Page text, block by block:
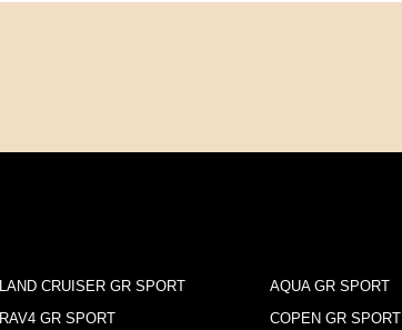
LAND CRUISER GR SPORT
RAV4 GR SPORT
AQUA GR SPORT
COPEN GR SPORT